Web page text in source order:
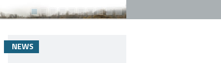
NEWS